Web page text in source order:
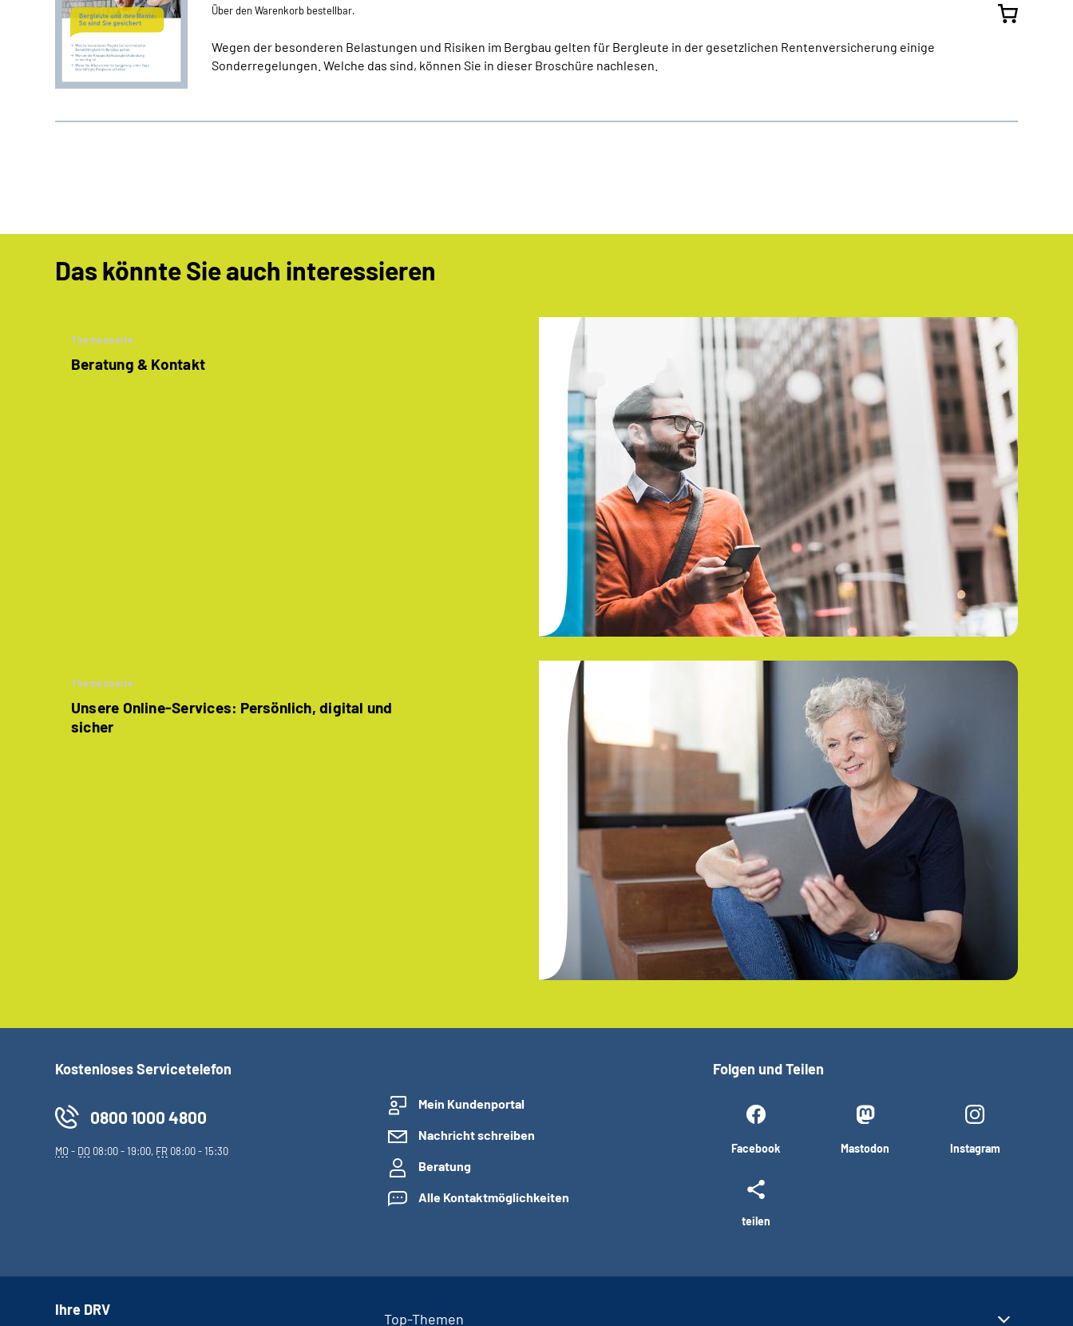
Über den Warenkorb bestellbar.
Wegen der besonderen Belastungen und Risiken im Bergbau gelten für Bergleute in der gesetzlichen Rentenversicherung einige
Sonderregelungen. Welche das sind, können Sie in dieser Broschüre nachlesen.
Das könnte Sie auch interessieren
Themenseite
Beratung & Kontakt
Themenseite
Unsere Online-Services: Persönlich, digital und
sicher
Kostenloses Servicetelefon
0800 1000 4800
MO- DO 08:00 - 19:00, FR 08:00 - 15:30
Mein Kundenportal
Nachricht schreiben
Beratung
Alle Kontaktmöglichkeiten
Folgen und Teilen
Facebook Mastodon Instagram
teilen
Top-Themen
Ihre DRV